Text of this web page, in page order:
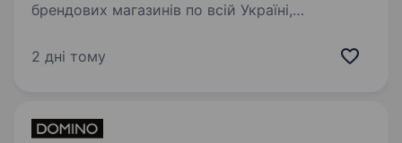
брендових магазинів по всій Україні,
світові бренди Tommy Hilfiger, Calvin Klein,
2 дні тому